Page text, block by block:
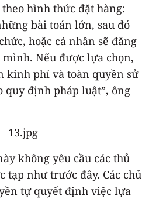
hình thức đặt hàng:
bài toán lớn, sau đó
hoặc cá nhân sẽ đăng
Nếu được lựa chọn,
kinh phí và toàn quyền sử
quy định pháp luật”, ông
không yêu cầu các thủ
tạp như trước đây. Các chủ
tự quyết định việc lựa